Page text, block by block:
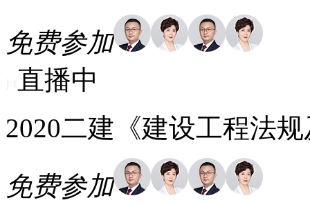
免费参加
直播中
2020二建《建设工程法
免费参加